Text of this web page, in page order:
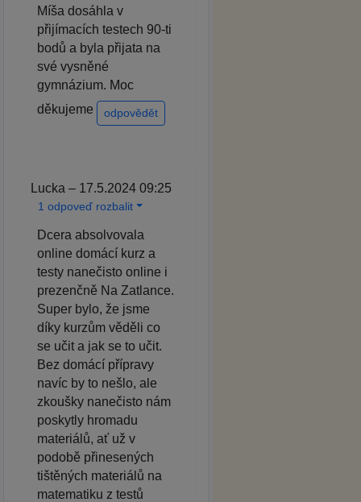
Míša dosáhla v
přijímacích testech 90-ti
bodů a byla přijata na
své vysněné
gymnázium. Moc
děkujeme
odpovědět
Lucka – 17.5.2024 09:25
1 odpoveď rozbalit
Dcera absolvovala
online domácí kurz a
testy nanečisto online i
prezenčně Na Zatlance.
Super bylo, že jsme
díky kurzům věděli co
se učit a jak se to učit.
Bez domácí přípravy
navíc by to nešlo, ale
zkoušky nanečisto nám
poskytly hromadu
materiálů, ať už v
podobě přinesených
tištěných materiálů na
matematiku z testů